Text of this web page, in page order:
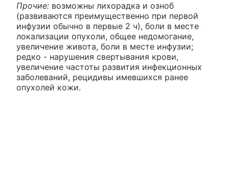
Прочие: возможны лихорадка и озноб
(развиваются преимущественно при первой
инфузии обычно в первые 2 ч), боли в месте
локализации опухоли, общее недомогание,
увеличение живота, боли в месте инфузии;
редко - нарушения свертывания крови,
увеличение частоты развития инфекционных
заболеваний, рецидивы имевшихся ранее
опухолей кожи.